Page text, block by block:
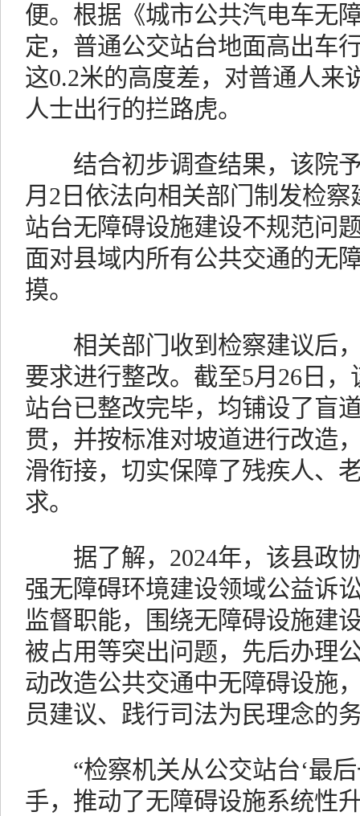
便。根据《城市公共汽电车无
定，普通公交站台地面高出车
这0.2米的高度差，对普通人来
人士出行的拦路虎。
结合初步调查结果，该院予
月2日依法向相关部门制发检
站台无障碍设施建设不规范问
面对县域内所有公共交通的无
摸。
相关部门收到检察建议后，
要求进行整改。截至5月26日
站台已整改完毕，均铺设了盲
贯，并按标准对坡道进行改造
滑衔接，切实保障了残疾人、
求。
据了解，2024年，该县政
强无障碍环境建设领域公益诉
监督职能，围绕无障碍设施建
被占用等突出问题，先后办理
动改造公共交通中无障碍设施
员建议、践行司法为民理念的
“检察机关从公交站台‘最后
手，推动了无障碍设施系统性